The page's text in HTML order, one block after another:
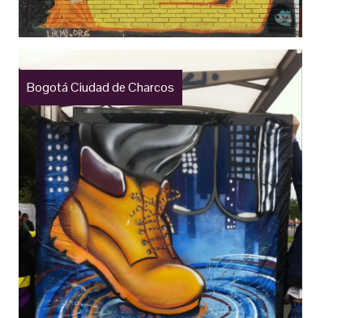
Bogotá Ciudad de Charcos